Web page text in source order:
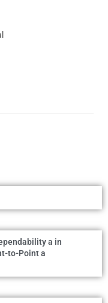
a in
to-Point a